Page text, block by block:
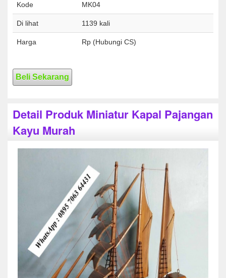
Kode MK04
Di lihat 1139 kali
Harga Rp (Hubungi CS)
Beli Sekarang
Detail Produk Miniatur Kapal Pajangan
Kayu Murah